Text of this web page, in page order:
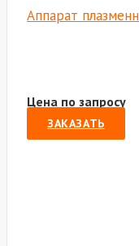
Аппарат
Цена по запросу
ЗАКАЗАТЬ